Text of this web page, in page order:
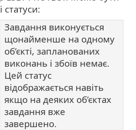
статуси:
Завдання виконується
щонайменше на одному
об’єкті, запланованих
виконань і збоїв немає.
Цей статус
відображається навіть
якщо на деяких об’єктах
завдання вже
завершено.